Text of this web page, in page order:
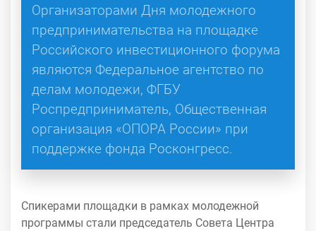
Организаторами Дня молодежного
предпринимательства на площадке
Российского инвестиционного форума
являются Федеральное агентство по
делам молодежи, ФГБУ
Роспредприниматель, Общественная
организация «ОПОРА России» при
поддержке фонда Росконгресс.
Спикерами площадки в рамках молодежной
программы стали председатель Совета Центра